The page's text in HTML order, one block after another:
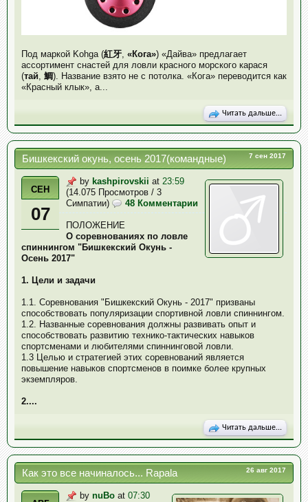
Под маркой Kohga (紅牙 «Кога») «Дайва» предлагает
ассортимент снастей для ловли красного морского карася
(тай 鯛). Название взято не с потолка. «Кога» переводится как
«Красный клык», а...
Читать дальше...
7 сен 2017
Бишкекский окунь, осень 2017(командные)
СЕН
07
by kashpirovskii at 23:59
(14.075 Просмотров / 3
Симпатии)
48 Комментарии
ПОЛОЖЕНИЕ
О соревнованиях по ловле
спиннингом "Бишкекский Окунь -
Осень 2017"
1. Цели и задачи
1.1. Соревнования "Бишкекский Окунь - 2017" призваны
способствовать популяризации спортивной ловли спиннингом.
1.2. Названные соревнования должны развивать опыт и
способствовать развитию технико-тактических навыков
спортсменами и любителями спиннинговой ловли.
1.3 Целью и стратегией этих соревнований является
повышение навыков спортсменов в поимке более крупных
экземпляров.
2....
Читать дальше...
26 авг 2017
Как это все начиналось... Rapala
by nuBo at 07:30